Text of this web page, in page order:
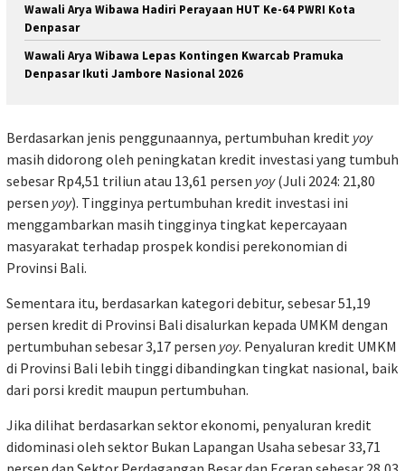
Wawali Arya Wibawa Hadiri Perayaan HUT Ke-64 PWRI Kota
Denpasar
Wawali Arya Wibawa Lepas Kontingen Kwarcab Pramuka
Denpasar Ikuti Jambore Nasional 2026
Berdasarkan jenis penggunaannya, pertumbuhan kredit yoy
masih didorong oleh peningkatan kredit investasi yang tumbuh
sebesar Rp4,51 triliun atau 13,61 persen yoy(Juli 2024: 21,80
persen yoy). Tingginya pertumbuhan kredit investasi ini
menggambarkan masih tingginya tingkat kepercayaan
masyarakat terhadap prospek kondisi perekonomian di
Provinsi Bali.
Sementara itu, berdasarkan kategori debitur, sebesar 51,19
persen kredit di Provinsi Bali disalurkan kepada UMKM dengan
pertumbuhan sebesar 3,17 persen yoy. Penyaluran kredit UMKM
di Provinsi Bali lebih tinggi dibandingkan tingkat nasional, baik
dari porsi kredit maupun pertumbuhan.
Jika dilihat berdasarkan sektor ekonomi, penyaluran kredit
didominasi oleh sektor Bukan Lapangan Usaha sebesar 33,71